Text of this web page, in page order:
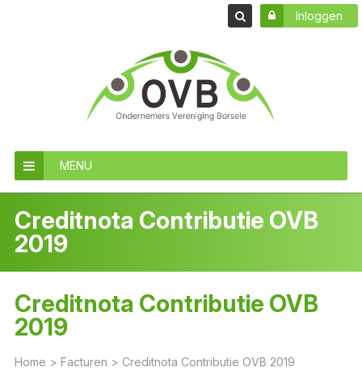
Inloggen
MENU
Creditnota Contributie OVB
2019
Creditnota Contributie OVB
2019
Home > Facturen > Creditnota Contributie OVB 2019